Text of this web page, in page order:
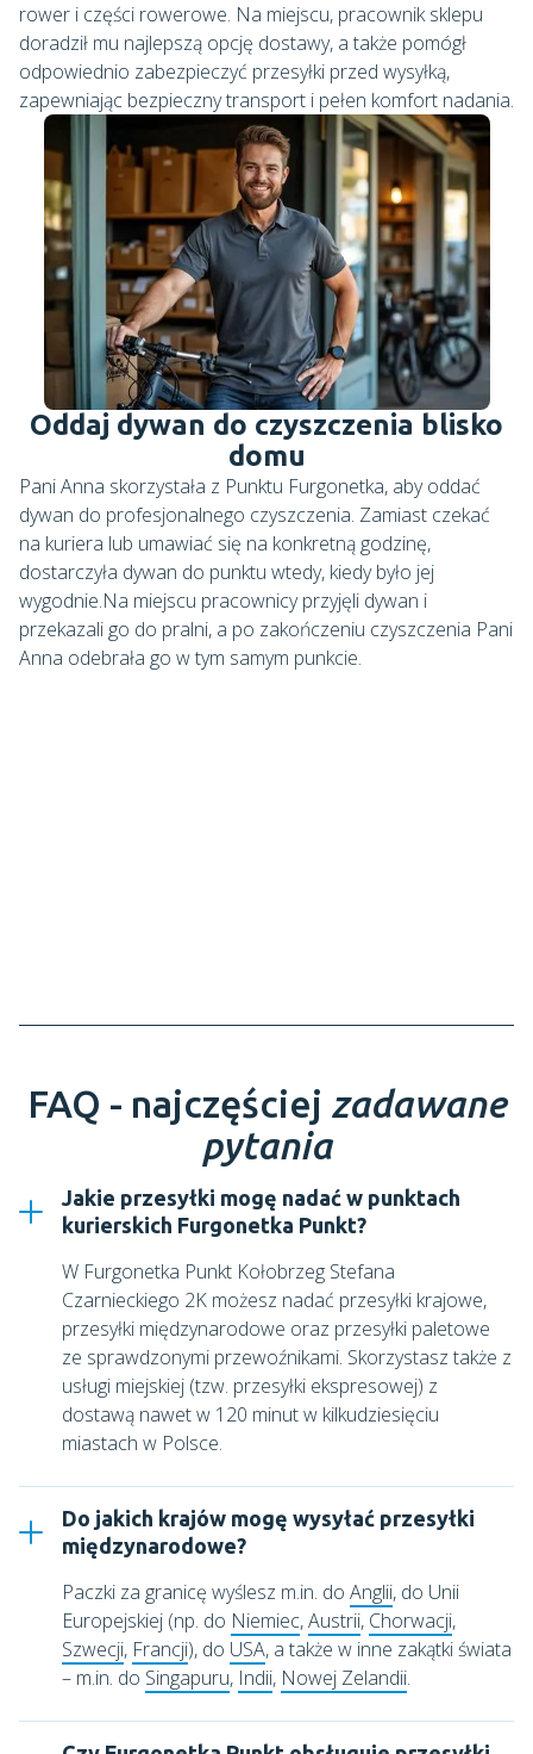
rower i części rowerowe. Na miejscu, pracownik sklepu
doradził mu najlepszą opcję dostawy, a także pomógł
odpowiednio zabezpieczyć przesyłki przed wysyłką,
zapewniając bezpieczny transport i pełen komfort nadania.
Oddaj dywan do czyszczenia blisko
domu
Pani Anna skorzystała z Punktu Furgonetka, aby oddać
dywan do profesjonalnego czyszczenia. Zamiast czekać
na kuriera lub umawiać się na konkretną godzinę,
dostarczyła dywan do punktu wtedy, kiedy było jej
wygodnie.Na miejscu pracownicy przyjęli dywan i
przekazali go do pralni, a po zakończeniu czyszczenia Pani
Anna odebrała go w tym samym punkcie.
FAQ - najczęściej zadawane
pytania
Jakie przesyłki mogę nadać w punktach
kurierskich Furgonetka Punkt?
W Furgonetka Punkt Kołobrzeg Stefana
Czarnieckiego 2K możesz nadać przesyłki krajowe,
przesyłki międzynarodowe oraz przesyłki paletowe
ze sprawdzonymi przewoźnikami. Skorzystasz także z
usługi miejskiej (tzw. przesyłki ekspresowej) z
dostawą nawet w 120 minut w kilkudziesięciu
miastach w Polsce.
Do jakich krajów mogę wysyłać przesyłki
międzynarodowe?
Paczki za granicę wyślesz m.in. do Anglii, do Unii
Europejskiej (np. do Niemiec,Austrii, Chorwacji,
Szwecji, Francji), do USA, a także w inne zakątki świata
– m.in. do Singapuru, Indii, Nowej Zelandii.